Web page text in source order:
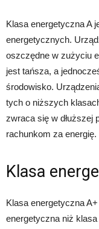
Klasa energetyczna A
energetycznych.
oszczędne w zużyciu
jest tańsza, a
środowisko.
tych o niższych
zwraca się w dłuższej
rachunkom za energię.
Klasa
Klasa energetyczna
energetyczna niż